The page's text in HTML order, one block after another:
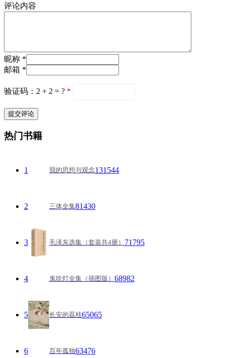
评论内容
昵称 *
邮箱 *
验证码：2 + 2 = ? *
热门书籍
1 我的思想与观念131544
2 三体全集81430
3 毛泽东选集（套装共4册） 71795
4 鬼吹灯全集（插图版） 68982
5 长安的荔枝65065
6 百年孤独63476